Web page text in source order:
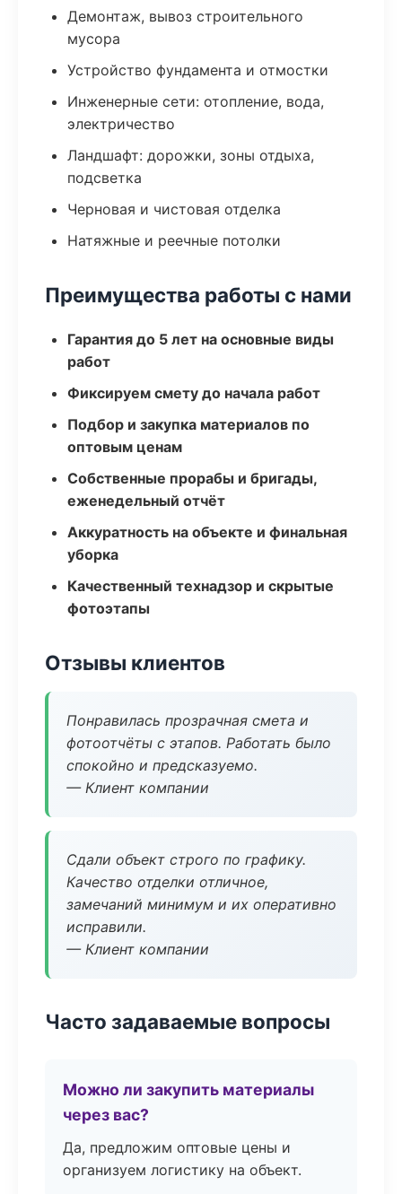
Демонтаж, вывоз строительного
мусора
Устройство фундамента и отмостки
Инженерные сети: отопление, вода,
электричество
Ландшафт: дорожки, зоны отдыха,
подсветка
Черновая и чистовая отделка
Натяжные и реечные потолки
Преимущества работы с нами
Гарантия до 5 лет на основные виды
работ
Фиксируем смету до начала работ
Подбор и закупка материалов по
оптовым ценам
Собственные прорабы и бригады,
еженедельный отчёт
Аккуратность на объекте и финальная
уборка
Качественный технадзор и скрытые
фотоэтапы
Отзывы клиентов
Понравилась прозрачная смета и
фотоотчёты с этапов. Работать было
спокойно и предсказуемо.
— Клиент компании
Сдали объект строго по графику.
Качество отделки отличное,
замечаний минимум и их оперативно
исправили.
— Клиент компании
Часто задаваемые вопросы
Можно ли закупить материалы
через вас?
Да, предложим оптовые цены и
организуем логистику на объект.